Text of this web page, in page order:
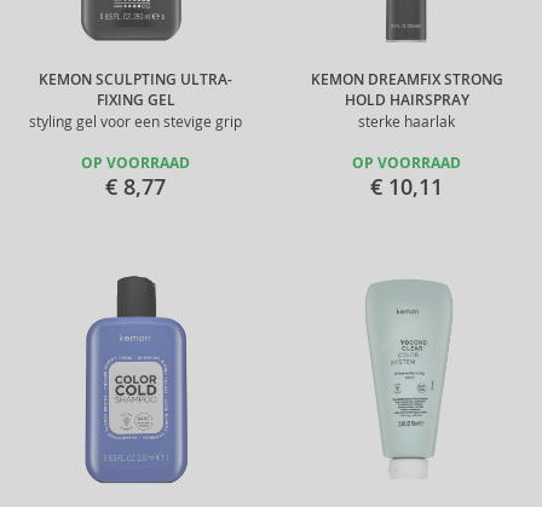
KEMON SCULPTING ULTRA-
FIXING GEL
styling gel voor een stevige grip
OP VOORRAAD
€ 8,77
KEMON DREAMFIX STRONG
HOLD HAIRSPRAY
sterke haarlak
OP VOORRAAD
€ 10,11